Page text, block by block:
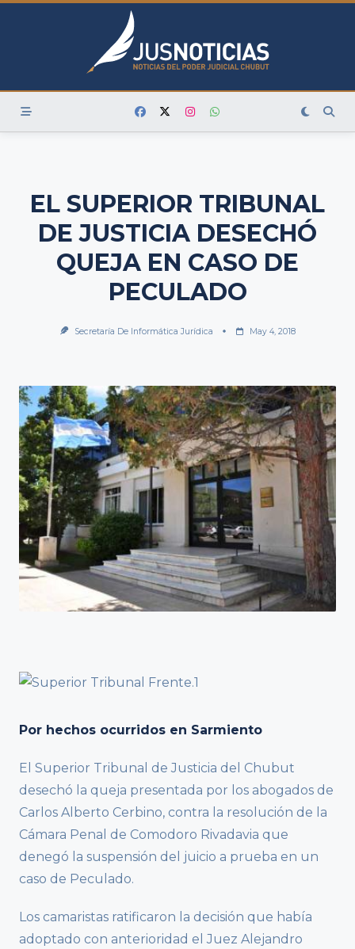
Skip
EL SUPERIOR TRIBUNAL
DE JUSTICIA DESECHÓ
QUEJA EN CASO DE
PECULADO
Secretaría De Informática Jurídica May 4, 2018
Por hechos ocurridos en Sarmiento
El Superior Tribunal de Justicia del Chubut
desechó la queja presentada por los abogados de
Carlos Alberto Cerbino, contra la resolución de la
Cámara Penal de Comodoro Rivadavia que
denegó la suspensión del juicio a prueba en un
caso de Peculado.
Los camaristas ratificaron la decisión que había
adoptado con anterioridad el Juez Alejandro